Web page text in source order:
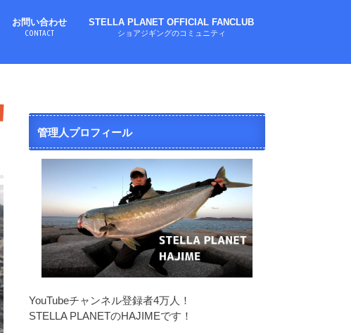
お問い合わせ
CONTACT
STELLA PLANET OFFICIAL FANCLUB
ショアジギングのコミュニティ
管理人プロフィール
YouTubeチャンネル登録者4万人！
STELLA PLANETのHAJIMEです！